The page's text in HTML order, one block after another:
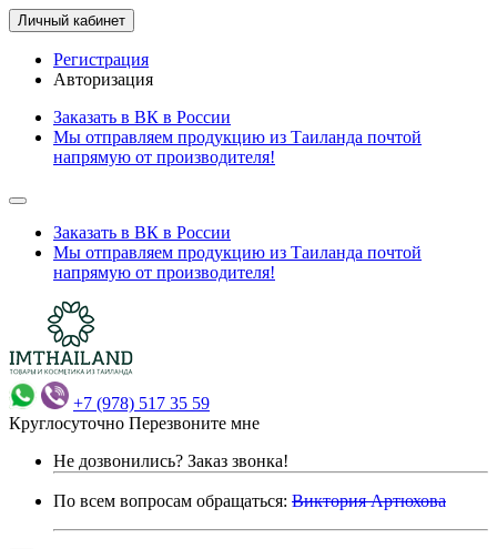
Личный кабинет
Регистрация
Авторизация
Заказать в ВК в России
Мы отправляем продукцию из Таиланда почтой
напрямую от производителя!
Заказать в ВК в России
Мы отправляем продукцию из Таиланда почтой
напрямую от производителя!
+7 (978) 517 35 59
Круглосуточно Перезвоните мне
Не дозвонились? Заказ звонка!
По всем вопросам обращаться: Виктория Артюхова